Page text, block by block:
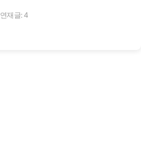
연재글: 4